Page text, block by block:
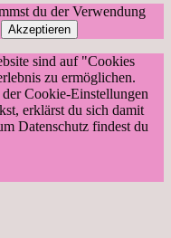
du der Verwendung
Akzeptieren
sind auf "Cookies
zu ermöglichen.
Cookie-Einstellungen
erklärst du sich damit
Datenschutz findest du